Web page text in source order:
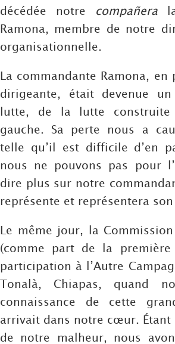
décédée notre compañera
Ramona, membre de notre
organisationnelle.
La commandante Ramona, en
dirigeante, était devenue
lutte, de la lutte
gauche. Sa perte nous a
telle qu’il est difficile d’en
nous ne pouvons pas pour
dire plus sur notre
représente et représentera
Le même jour, la Commission
(comme part de la
participation à l’Autre
Tonalà, Chiapas, quand
connaissance de cette
arrivait dans notre cœur. Étant
de notre malheur, nous